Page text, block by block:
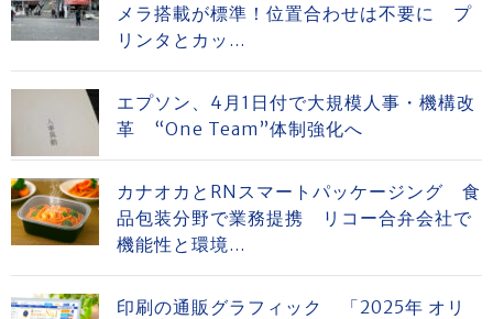
メラ搭載が標準！位置合わせは不要に プ
リンタとカッ...
エプソン、4月1日付で大規模人事・機構改
革 “One Team”体制強化へ
カナオカとRNスマートパッケージング 食
品包装分野で業務提携 リコー合弁会社で
機能性と環境...
印刷の通販グラフィック 「2025年 オリ